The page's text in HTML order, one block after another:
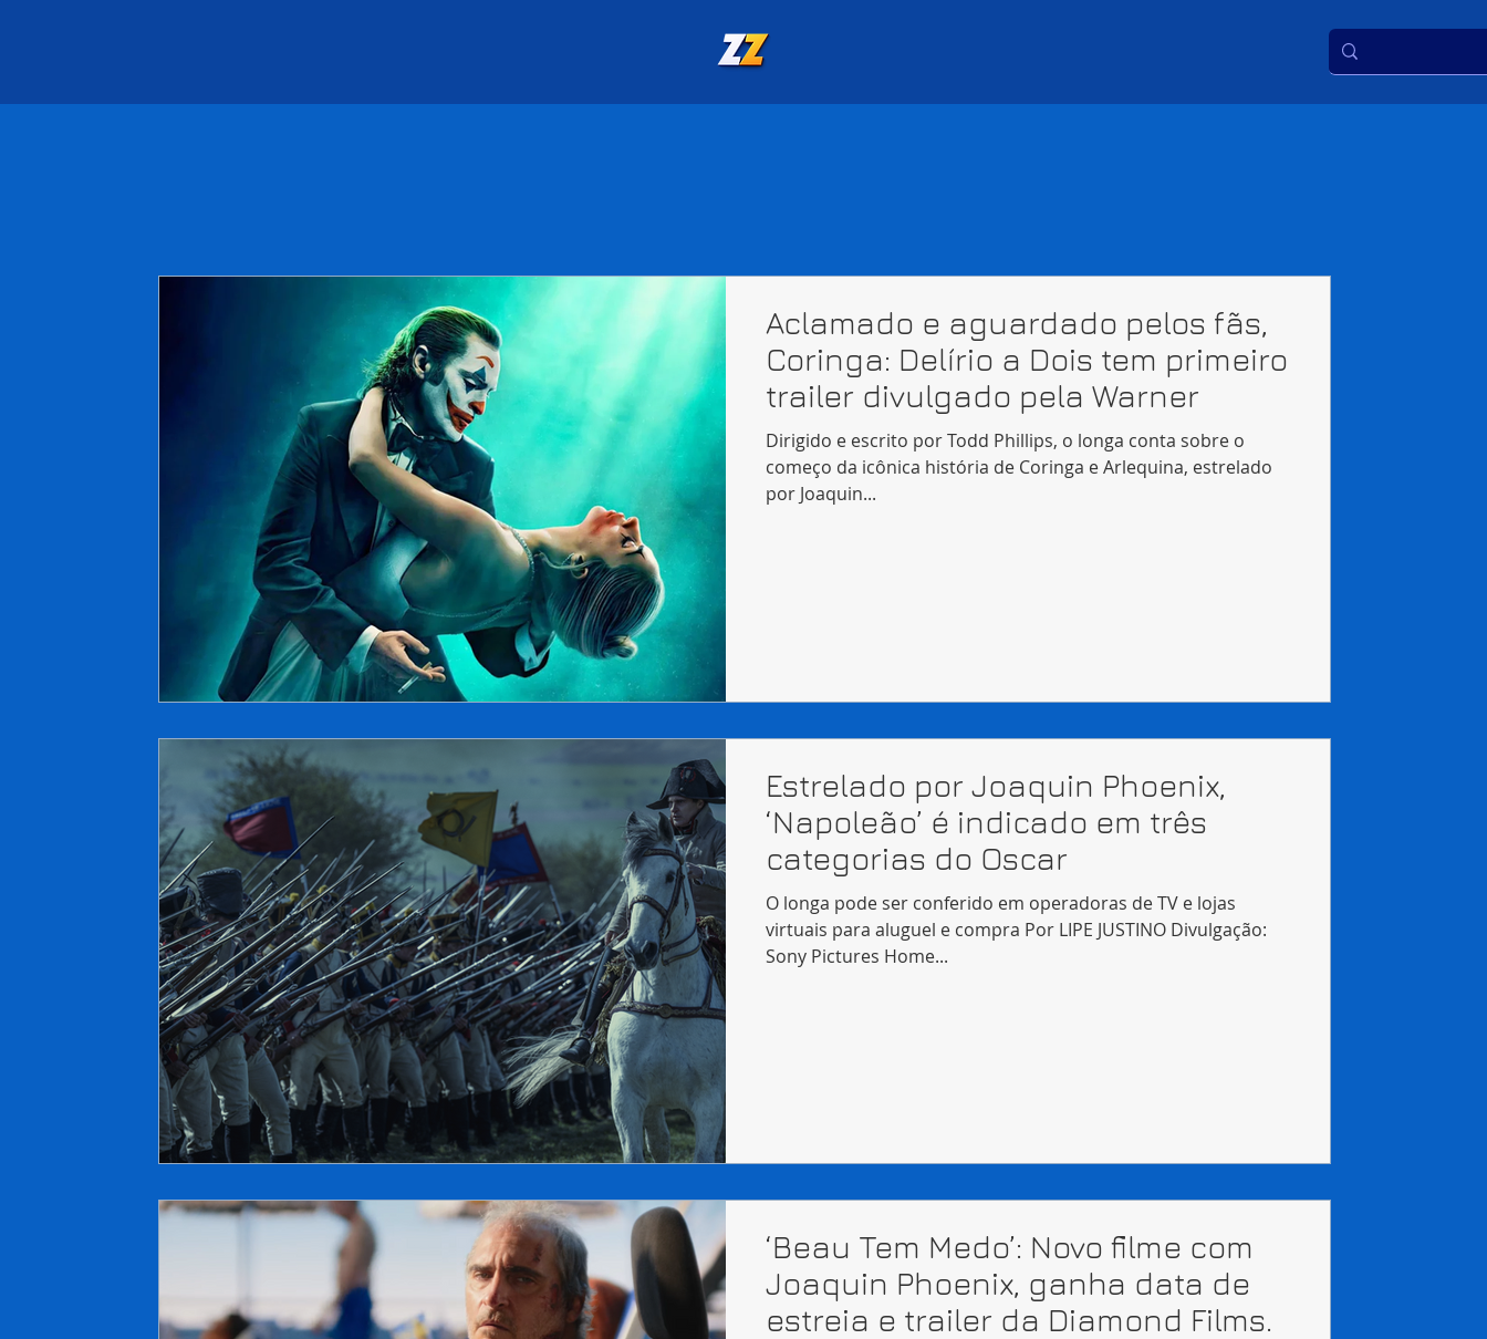
Aclamado e aguardado pelos fãs,
Coringa: Delírio a Dois tem primeiro
trailer divulgado pela Warner
Dirigido e escrito por Todd Phillips, o longa conta sobre o
começo da icônica história de Coringa e Arlequina, estrelado
por Joaquin...
Estrelado por Joaquin Phoenix,
‘Napoleão’ é indicado em três
categorias do Oscar
O longa pode ser conferido em operadoras de TV e lojas
virtuais para aluguel e compra Por LIPE JUSTINO Divulgação:
Sony Pictures Home...
‘Beau Tem Medo’: Novo filme com
Joaquin Phoenix, ganha data de
estreia e trailer da Diamond Films.